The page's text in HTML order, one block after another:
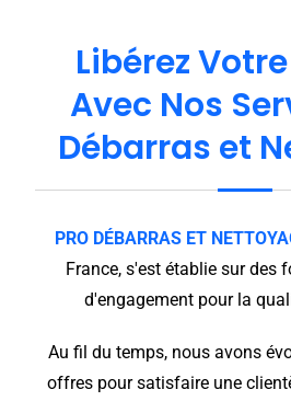
Libérez
Avec Nos
Débarras et
PRO DÉBARRAS ET
France, s'est établie sur des
d'engagement pour la
Au fil du temps, nous avons
offres pour satisfaire une